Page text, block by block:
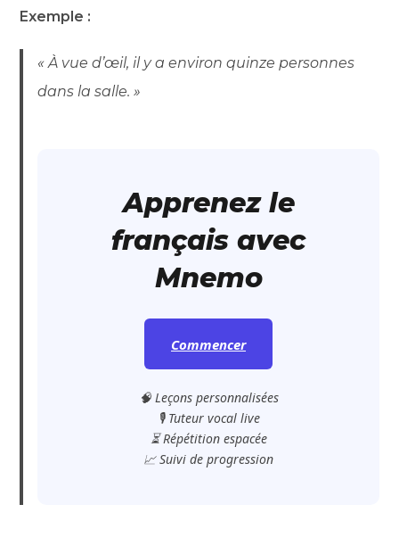
Exemple :
« À vue d’œil, il y a environ quinze personnes
dans la salle. »
Apprenez le
français avec
Mnemo
Commencer
🧠 Leçons personnalisées
🎙️ Tuteur vocal live
⏳ Répétition espacée
📈 Suivi de progression